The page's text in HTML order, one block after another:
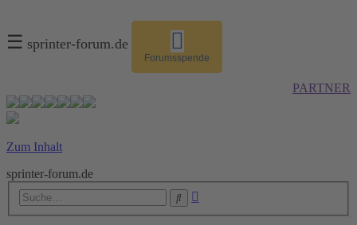
☰ sprinter-forum.de
Forumsspende
PARTNER
Zum Inhalt
sprinter-forum.de
Suche